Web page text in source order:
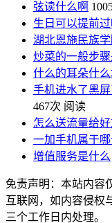
弦读什么啊
生日可以提前
湖北恩施民族
炒菜的一般步
什么的耳朵什
手机进水了黑
467次 阅读
怎么送流量给
一加手机属于
增值服务是什么
免责声明：本站内容
互联网，如内容侵权
三个工作日内处理。